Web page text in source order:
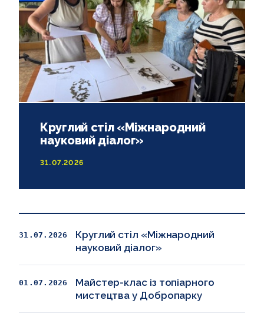
Круглий стіл «Міжнародний
науковий діалог»
31.07.2026
31.07.2026
Круглий стіл «Міжнародний
науковий діалог»
01.07.2026
Майстер-клас із топіарного
мистецтва у Добропарку